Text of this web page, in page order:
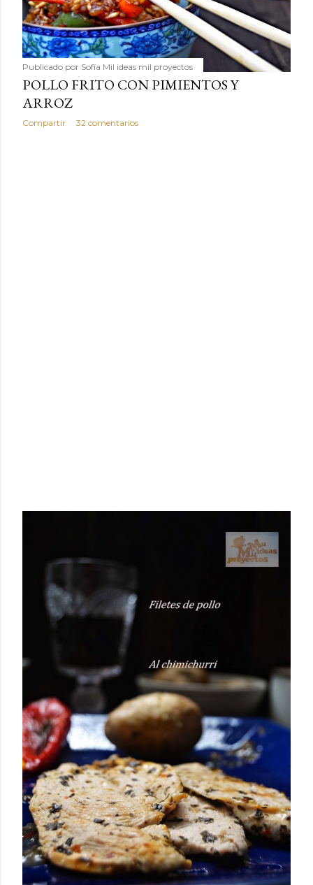
dorado, cargado de proteína y 100% natural. Es el
sustituto perfecto a los frutos se...
Publicado por Sofía Mil ideas mil proyectos
POLLO FRITO CON PIMIENTOS Y
ARROZ
Compartir 32 comentarios